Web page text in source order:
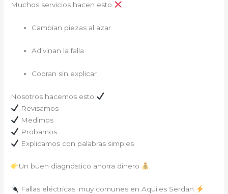
Muchos servicios hacen esto
Cambian piezas al azar
Adivinan la falla
Cobran sin explicar
Nosotros hacemos esto
Revisamos
Medimos
Probamos
Explicamos con palabras simples
Un buen diagnóstico ahorra dinero .
Fallas eléctricas: muy comunes en Aquiles Serdan